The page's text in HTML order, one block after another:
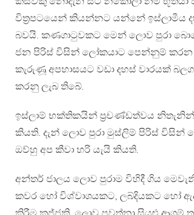
විත‍්‍රපටයෙන් කියන්නට යන්නේ ඉස්ලාමීය
බවයි. කණගාටුවකට මෙන් ලොව පුරා
ජන පිරිස් විසින් ලෝකයාට පෙන්නුම් කරන
කැරුණූ අපහාසයට වඩා දහස් වාරයක්
කරනු ලැබ තිබේ.
ඉස්ලාම් භක්තිකයින් ප‍්‍රචණ්ඩත්වය
කියති. දැන් ලොව පුරා මුස්ලිම් පිරිස් විසින්
ඔව්හු අප කීවා හරි යැයි කියති.
අන්තර් ජාලය ලොව පුරාම විහිදී ගිය
කවර හෝ විශ්වාශයකට, ලබ්දියකට හෝ